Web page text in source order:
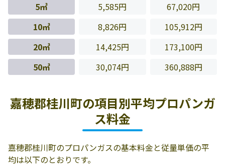
5㎥
5,585円
67,020円
10㎥
8,826円
105,912円
20㎥
14,425円
173,100円
50㎥
30,074円 360,888円
嘉穂郡桂川町の項目別平均プロパンガ
ス料金
嘉穂郡桂川町のプロパンガスの基本料金と従量単価の平
均は以下のとおりです。